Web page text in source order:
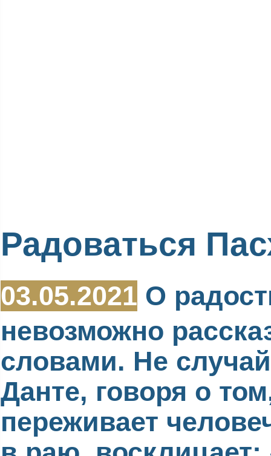
Радоваться
03.05.2021 О
невозможно
словами. Не
Данте, говоря о
переживает